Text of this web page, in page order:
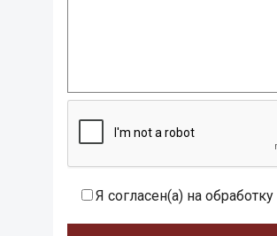
Я согласен(а) на обработку